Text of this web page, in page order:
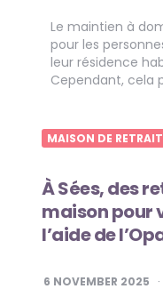
Le maintien à
pour les
leur résidence
Cependant, cela
MAISON DE
À Sées, des
maison pour
l’aide de
6 NOVEMBER 2025